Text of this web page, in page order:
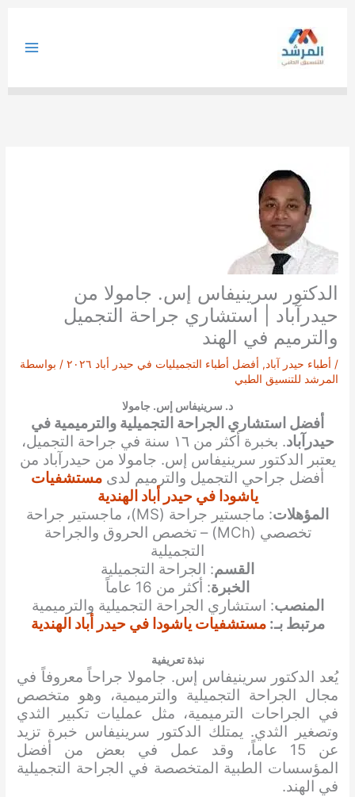
الدكتور سرينيفاس إس. جامولا من
حيدرآباد | استشاري جراحة التجميل
والترميم في الهند
/ أطباء حيدر آباد, أفضل أطباء التجميليات في حيدر أباد ٢٠٢٦
/ بواسطة
المرشد للتنسيق الطبي
د. سرينيفاس إس. جامولا
أفضل استشاري الجراحة التجميلية والترميمية في
حيدرآباد
. بخبرة أكثر من ١٦ سنة في جراحة التجميل،
يعتبر الدكتور سرينيفاس إس. جامولا من حيدرآباد من
أفضل جراحي التجميل والترميم لدى مستشفيات
ياشودا في حيدر أباد الهندية
المؤهلات
: ماجستير جراحة (MS)، ماجستير جراحة
تخصصي (MCh) – تخصص الحروق والجراحة
التجميلية
القسم: الجراحة التجميلية
الخبرة: أكثر من 16 عاماً
المنصب: استشاري الجراحة التجميلية والترميمية
مرتبط بـ:مستشفيات ياشودا في حيدر أباد الهندية
نبذة تعريفية
يُعد الدكتور سرينيفاس إس. جامولا جراحاً معروفاً في
مجال الجراحة التجميلية والترميمية، وهو متخصص
في الجراحات الترميمية، مثل عمليات تكبير الثدي
وتصغير الثدي. يمتلك الدكتور سرينيفاس خبرة تزيد
عن 15 عاماً، وقد عمل في بعض من أفضل
المؤسسات الطبية المتخصصة في الجراحة التجميلية
في الهند.